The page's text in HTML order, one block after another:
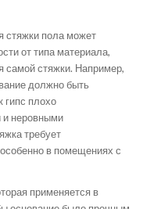
стяжки пола может
от типа материала,
самой стяжки. Например,
должно быть
гипс плохо
и неровными
требует
в помещениях с
применяется в